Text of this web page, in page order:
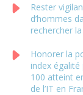
Rester
d’hommes
rechercher
Honorer la
index
100 atteint
de l’IT en